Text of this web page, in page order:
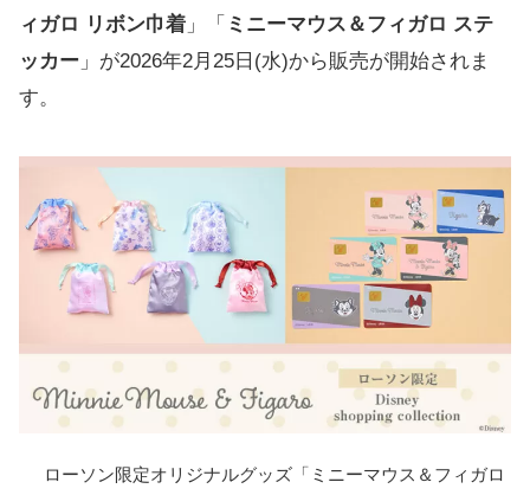
ィガロ リボン巾着 」「 ミニーマウス＆フィガロ ステ
ッカー 」が2026年2月25日(水)から販売が開始されま
す。
ローソン限定オリジナルグッズ「ミニーマウス＆フィガロ